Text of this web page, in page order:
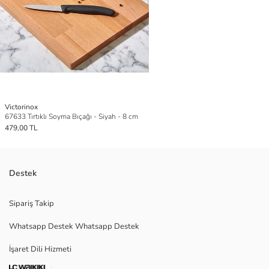
Victorinox
67633 Tırtıklı Soyma Bıçağı - Siyah - 8 cm
479,00 TL
Destek
Sipariş Takip
Whatsapp Destek Whatsapp Destek
İşaret Dili Hizmeti